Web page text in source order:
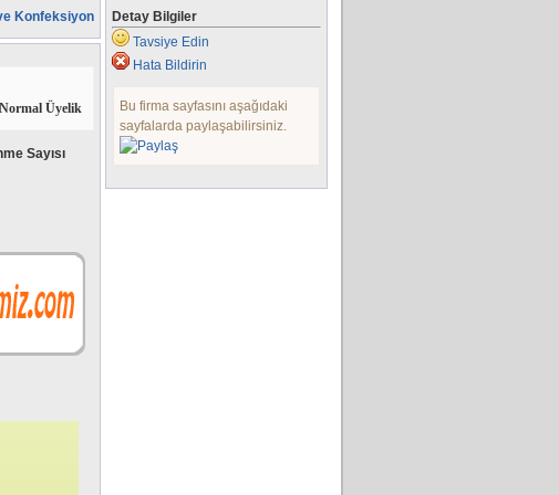
Konfeksiyon
Üyelik
Sayısı
Detay Bilgiler
Tavsiye Edin
Hata Bildirin
Bu firma sayfasını aşağıdaki
sayfalarda paylaşabilirsiniz.